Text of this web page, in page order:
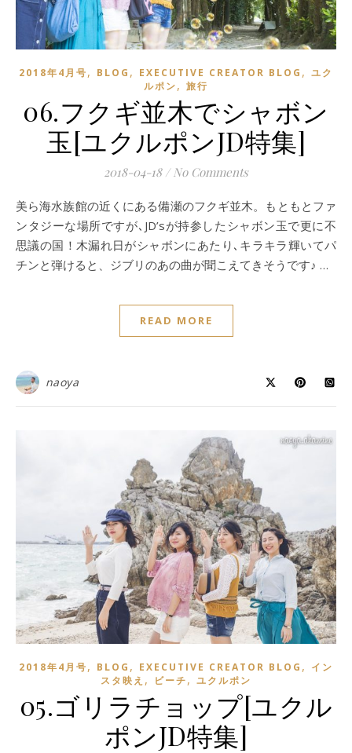
2018年4月号, BLOG , EXECUTIVE CREATOR BLOG , ユク
ルポン, 旅行
06.フクギ並木でシャボン
玉[ユクルポンJD特集]
2018-04-18 / No Comments
美ら海水族館の近くにある備瀬のフクギ並木。もともとファ
ンタジーな場所ですが､JD’sが持参したシャボン玉で更に不
思議の国！木漏れ日がシャボンにあたり､キラキラ輝いてパ
チンと弾けると、ジブリのあの曲が聞こえてきそうです♪ …
READ MORE
naoya
2018年4月号, BLOG , EXECUTIVE CREATOR BLOG , イン
スタ映え , ビーチ, ユクルポン
05.ゴリラチョップ[ユクル
ポンJD特集]